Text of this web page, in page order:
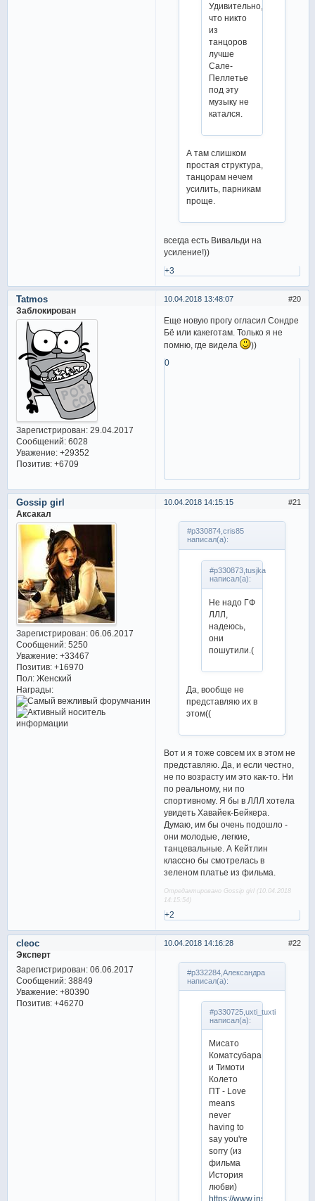
Удивительно,
что никто
из
танцоров
лучше
Сале-
Пеллетье
под эту
музыку не
катался.
А там слишком
простая структура,
танцорам нечем
усилить, парникам
проще.
всегда есть Вивальди на
усиление!))
+3
20
10.04.2018 13:48:07
Tatmos
Заблокирован
Зарегистрирован: 29.04.2017
Сообщений:6028
Уважение: +29352
Позитив: +6709
Еще новую прогу огласил Сондре
Бё или какеготам. Только я не
помню, где видела
))
0
21
10.04.2018 14:15:15
Gossip girl
Аксакал
Зарегистрирован: 06.06.2017
Сообщений:5250
Уважение: +33467
Позитив: +16970
Пол:Женский
Награды:
#p330874,cris85
написал(а):
#p330873,tusjka
написал(а):
Не надо ГФ
ЛЛЛ,
надеюсь,
они
пошутили.(
Да, вообще не
представляю их в
этом((
Вот и я тоже совсем их в этом не
представляю. Да, и если честно,
не по возрасту им это как-то. Ни
по реальному, ни по
спортивному. Я бы в ЛЛЛ хотела
увидеть Хавайек-Бейкера.
Думаю, им бы очень подошло -
они молодые, легкие,
танцевальные. А Кейтлин
классно бы смотрелась в
зеленом платье из фильма.
Отредактировано Gossip girl (10.04.2018
14:15:54)
+2
22
10.04.2018 14:16:28
cleoc
Эксперт
Зарегистрирован: 06.06.2017
Сообщений:38849
Уважение: +80390
Позитив: +46270
#p332284,Александра
написал(а):
#p330725,uxti_tuxti
написал(а):
Мисато
Коматсубара
и Тимоти
Колето
ПТ - Love
means
never
having to
say you're
sorry (из
фильма
История
любви)
https://